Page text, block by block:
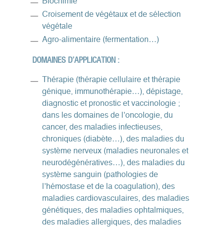
Croisement de végétaux et de sélection
végétale
Agro-alimentaire (fermentation…)
DOMAINES D’APPLICATION :
Thérapie (thérapie cellulaire et thérapie
génique, immunothérapie…), dépistage,
diagnostic et pronostic et vaccinologie ;
dans les domaines de l’oncologie, du
cancer, des maladies infectieuses,
chroniques (diabète…), des maladies du
système nerveux (maladies neuronales et
neurodégénératives…), des maladies du
système sanguin (pathologies de
l’hémostase et de la coagulation), des
maladies cardiovasculaires, des maladies
génétiques, des maladies ophtalmiques,
des maladies allergiques, des maladies